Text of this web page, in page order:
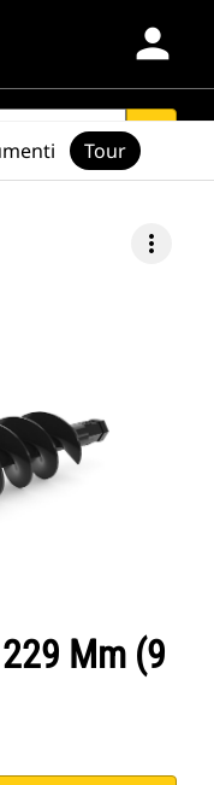
person
search
more_vert
Mm (9
Tour